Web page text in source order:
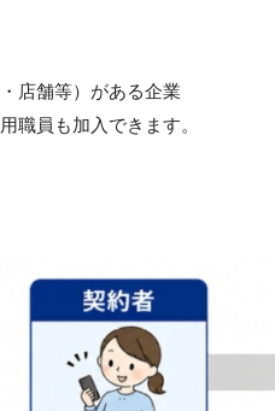
店舗等）がある企業
職員も加入できます。